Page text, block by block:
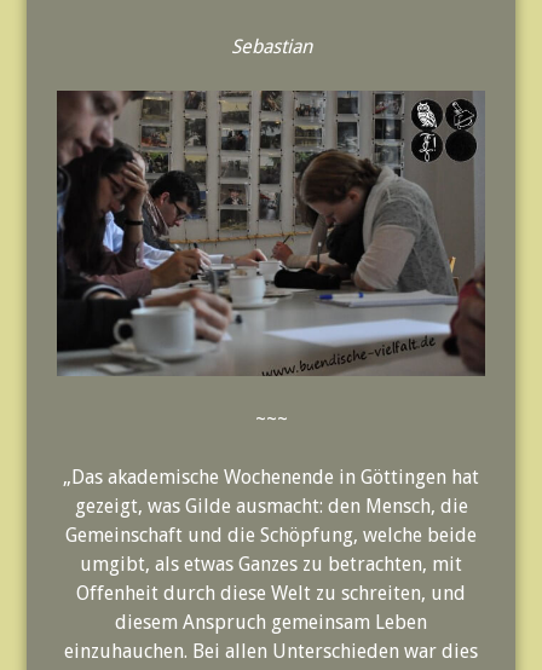
Sebastian
~~~
„Das akademische Wochenende in Göttingen hat
gezeigt, was Gilde ausmacht: den Mensch, die
Gemeinschaft und die Schöpfung, welche beide
umgibt, als etwas Ganzes zu betrachten, mit
Offenheit durch diese Welt zu schreiten, und
diesem Anspruch gemeinsam Leben
einzuhauchen. Bei allen Unterschieden war dies